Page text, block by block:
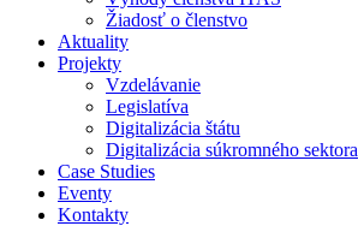
Žiadosť o členstvo
Aktuality
Projekty
Vzdelávanie
Legislatíva
Digitalizácia štátu
Digitalizácia súkromného sektora
Case Studies
Eventy
Kontakty